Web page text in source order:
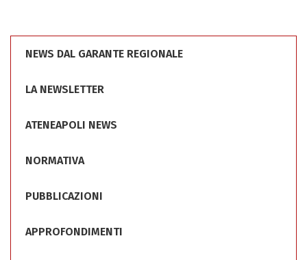
NEWS DAL GARANTE REGIONALE
LA NEWSLETTER
ATENEAPOLI NEWS
NORMATIVA
PUBBLICAZIONI
APPROFONDIMENTI